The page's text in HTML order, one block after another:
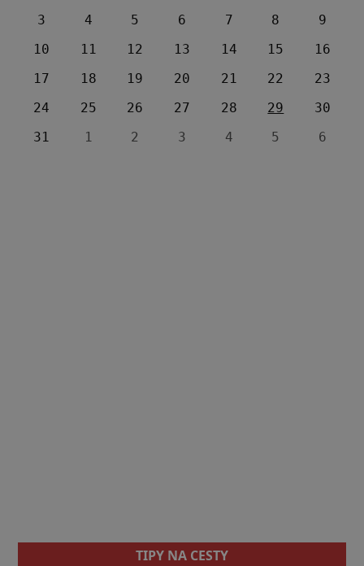
3
4 5 6 7 8
9
10
11 12 13 14 15
16
17
18 19 20 21 22
23
24
25 26 27 28 29
30
31
1 2 3 4 5 6
TIPY NA CESTY